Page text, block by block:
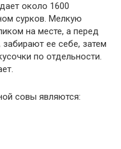
около 1600
сурков. Мелкую
на месте, а перед
ее себе, затем
по отдельности.
совы являются: